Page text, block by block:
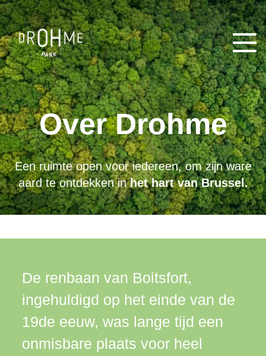
Over Drohme
Een ruimte open voor iedereen, om zijn ware
aard te ontdekken inhet hart van Brussel.
De renbaan van Boitsfort,
ingehuldigd op het einde van de
19de eeuw, was lange tijd een
onmisbare plaats voor heel